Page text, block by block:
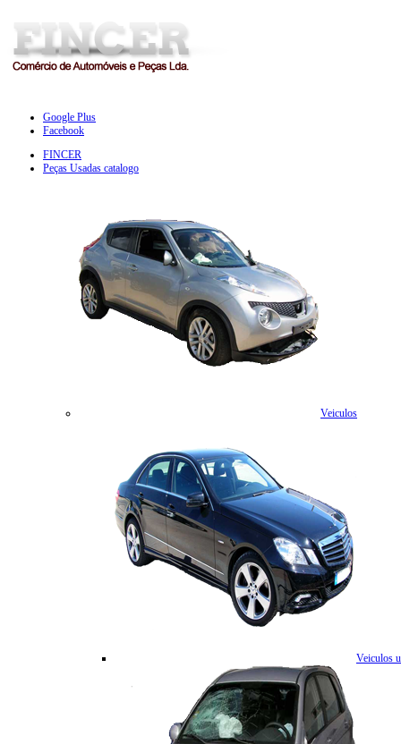
Google Plus
Facebook
FINCER
Peças Usadas catalogo
Veiculos
Veiculos